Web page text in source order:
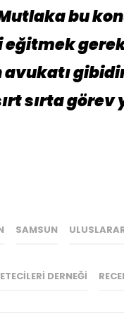
bu
avukatı
sırta
SAMSUN
DERNEĞI